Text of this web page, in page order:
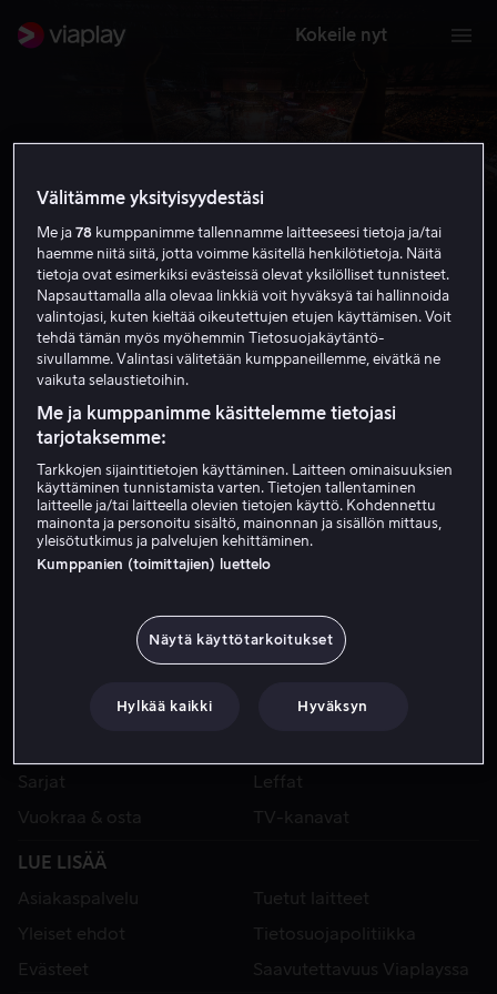
Kokeile nyt
UFC
Tilaa nyt
Sarjat
Leffat
Vuokraa & osta
TV-kanavat
LUE LISÄÄ
Asiakaspalvelu
Tuetut laitteet
Yleiset ehdot
Tietosuojapolitiikka
Evästeet
Saavutettavuus Viaplayssa
Välitämme yksityisyydestäsi
Me ja78 kumppanimme tallennamme laitteeseesi tietoja ja/tai
haemme niitä siitä, jotta voimme käsitellä henkilötietoja. Näitä
tietoja ovat esimerkiksi evästeissä olevat yksilölliset tunnisteet.
Napsauttamalla alla olevaa linkkiä voit hyväksyä tai hallinnoida
valintojasi, kuten kieltää oikeutettujen etujen käyttämisen. Voit
tehdä tämän myös myöhemmin Tietosuojakäytäntö-
sivullamme. Valintasi välitetään kumppaneillemme, eivätkä ne
vaikuta selaustietoihin.
Me ja kumppanimme käsittelemme tietojasi
tarjotaksemme:
Tarkkojen sijaintitietojen käyttäminen. Laitteen ominaisuuksien
käyttäminen tunnistamista varten. Tietojen tallentaminen
laitteelle ja/tai laitteella olevien tietojen käyttö. Kohdennettu
mainonta ja personoitu sisältö, mainonnan ja sisällön mittaus,
yleisötutkimus ja palvelujen kehittäminen.
Kumppanien (toimittajien) luettelo
Näytä käyttötarkoitukset
Hylkää kaikki Hyväksyn